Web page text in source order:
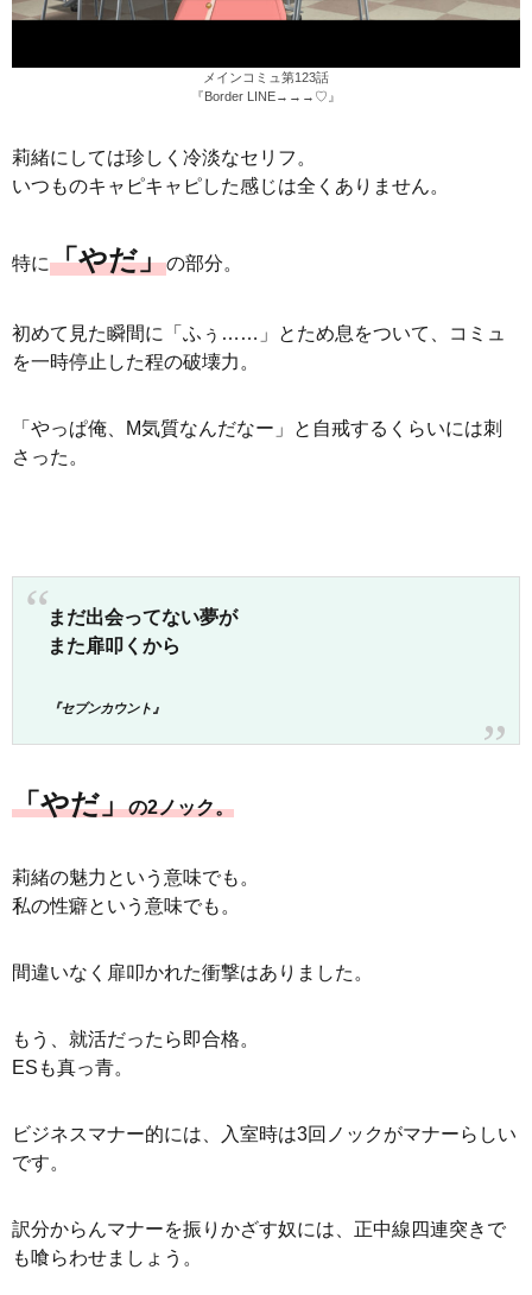
メインコミュ第123話
『Border LINE→→→♡』
莉緒にしては珍しく冷淡なセリフ。
いつものキャピキャピした感じは全くありません。
特に「やだ」の部分。
初めて見た瞬間に「ふぅ……」とため息をついて、コミュ
を一時停止した程の破壊力。
「やっぱ俺、M気質なんだなー」と自戒するくらいには刺
さった。
まだ出会ってない夢が
また扉叩くから
『セブンカウント』
「やだ」の2ノック。
莉緒の魅力という意味でも。
私の性癖という意味でも。
間違いなく扉叩かれた衝撃はありました。
もう、就活だったら即合格。
ESも真っ青。
ビジネスマナー的には、入室時は3回ノックがマナーらしい
です。
訳分からんマナーを振りかざす奴には、正中線四連突きで
も喰らわせましょう。